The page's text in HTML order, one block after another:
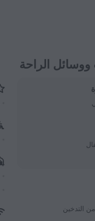
الراحة
التدخين